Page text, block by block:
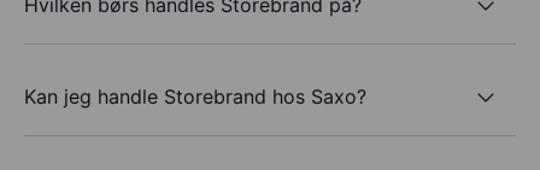
Kan jeg handle Storebrand hos Saxo?